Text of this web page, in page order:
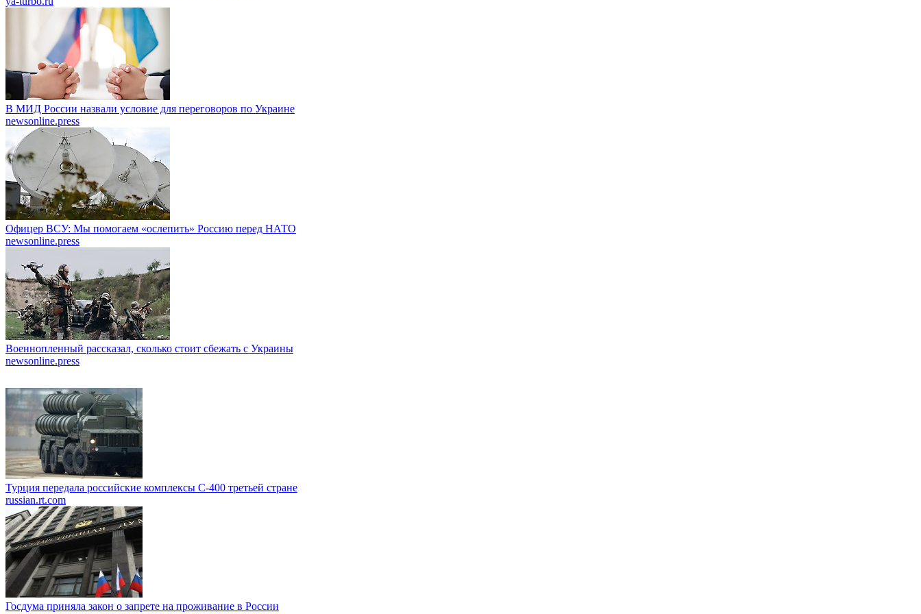
В МИД России назвали условие для переговоров по Украине
newsonline.press
Офицер ВСУ: Мы помогаем «ослепить» Россию перед НАТО
newsonline.press
Военнопленный рассказал, сколько стоит сбежать с Украины
newsonline.press
Турция передала российские комплексы С-400 третьей стране
russian.rt.com
Госдума приняла закон о запрете на проживание в России